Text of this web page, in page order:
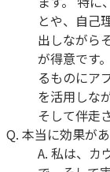
とや、自己
出しながら
が得意です
るものにア
を活用しな
そして伴走
Q. 本当に効果が
A. 私は、カ